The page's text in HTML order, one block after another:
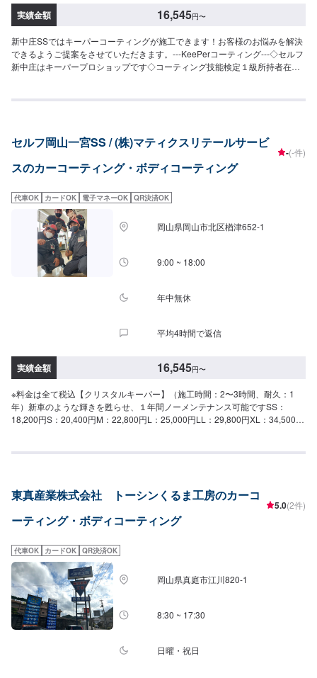
XL：137,900円※鏡面研磨は別途料金(軽研磨は施工料金に含みます）※＜軽研
磨料金＞SS：＋9,000円S：＋9,900円M：＋10,800円L：＋11,400円LL：＋
48,400円M：＋52,800円L：＋56,200円LL：＋62,700円XL：＋別途お見積り
［その他メニュー］【モールプロテクト】（施工時間：1時間30分〜）メッ
キモールを白いシミから守ります5,400円【モールクリーン＆プロテクト】
円（リーフレール同時施工の場合58,300円）【樹脂フェンダーキーパー】
い。[18,300円対象車]ジープ・ラングラー、プジョー・リフター【ホイールコ
ーティング（シングル）】（施工時間：50分〜）分厚いガラス被膜でホイー
ルを汚れからしっかりと守ります。〜15インチ：10,700円16〜19インチ：
12,100円20インチ〜：14,300円【ホイールコーティング（ダブル）】（施工
よりツヤと水ハジキを保ちます。〜15インチ：15,900円16〜19インチ：
18,100円20インチ〜：21,500円【ホイールクリーニング】（施工時間：10
分〜）洗車だけでは落ちない油汚れ、ブレーキダストなどを専用ケミカルと
道具で綺麗にします。2,300円
実績金額 16,545円〜
新中庄SSではキーパーコーティングが施工できます！お客様のお悩みを解決
できるようご提案をさせていただきます。---KeePerコーティング---◇セルフ
新中庄はキーパープロショップです◇コーティング技能検定１級所持者在籍※
8,560円LL：9,920円XL：11,900円【クリスタルキーパー】（施工時間：2〜
【フレッシュキーパー】（施工時間：2時間、耐久：1年以上）雨が降ると汚
れが落ちるSS：28,700円S：30,900円M：33,300円L：35,500円LL：40,300
円XL：45,000円※軽研磨は別途料金【ダイヤモンドキーパー】（施工時間：
新車時を凌駕するツヤと濃厚な発色が得られますSS：52,300円S：57,800円
M：63,400円L：67,600円LL：74,400円XL：95,200円※鏡面研磨は別途料金
(軽研磨は施工料金に含みます）New!!【ダイヤⅡキーパー】（施工時間：6〜
8時間、耐久：3年(2年に1度のメンテナンスで6年)）ダイヤモンドキーパーの
2倍の艶と自浄性能を併せ持ちながらも、金額はWダイヤよりお得。コスパ重
視の方にお勧めしたい、最新ハイエンドコーティングです。SS：63,300円
S：68,800円M：74,400円L：78,600円LL：85,400円XL：106,200円※鏡面研
（施工時間：6〜12時間、耐久：3年(1年に1度のメンテナンスで5年)）ガラ
137,900円※鏡面研磨は別途料金(軽研磨は施工料金に含みます）【エコダイヤ
テナンスで5年)）超強力な防汚能力と輝き、強い水はじきで水シミができに
くくなるSS：75,800円S：83,800円M：91,900円L：97,800円LL：108,000
ールプロテクト】（施工時間：1時間30分〜）メッキモールを白いシミから
守ります5,400円【モールクリーン＆プロテクト】（施工時間：5〜8時間）
白いシミを除去してその後シミから守ります39,600円（リーフレール同時施
線から無塗装の樹脂パーツを守ります・フェンダー：6,280円・フル：9,270
ダCRV/シビック三菱エクリプスクロス/アウトランダーマツダCX-3/CX-8/CX-
60/MX-30スバルXV/WRXS4スズキジムニー/ラパンBMWX1/X3アウディQ2〜
Q7フォルクスワーゲンティグアン/ティークロスメルセデスベンツGLA、
GLB、GLCボルボXC60プジョー2008/3008/5008テスラモデルX他＜＜施工
さい＞＞
セルフ岡山一宮SS / (株)マティクスリテールサービ
スのカーコーティング・ボディコーティング
-(-件)
代車OK カードOK 電子マネーOK QR決済OK
岡山県岡山市北区楢津652-1
9:00 ~ 18:00
年中無休
平均4時間で返信
実績金額 16,545円〜
※料金は全て税込【クリスタルキーパー】（施工時間：2〜3時間、耐久：1
年）新車のような輝きを甦らせ、１年間ノーメンテナンス可能ですSS：
18,200円S：20,400円M：22,800円L：25,000円LL：29,800円XL：34,500円
M：33,300円L：35,500円LL：40,300円XL：45,000円※軽研磨は別途料金
が得られますSS：52,300円S：57,800円M：63,400円L：67,600円LL：
74,400円XL：95,200円※鏡面研磨は別途料金(軽研磨は施工料金に含みます）
New!!【ダイヤⅡキーパー】（施工時間：6〜8時間、耐久：3年(2年に1度の
ながらも、金額はWダイヤよりお得。コスパ重視の方にお勧めしたい、最新
ハイエンドコーティングです。SS：63,300円S：68,800円M：74,400円L：
78,600円LL：85,400円XL：106,200円※鏡面研磨は別途料金(軽研磨は施工料
金に含みます）【Wダイヤモンドキーパー】（施工時間：6〜12時間、耐久：
3年(1年に1度のメンテナンスで5年)）ガラス被膜を2回重ね塗りしてより厚い
皮膜を作りますSS：75,800円S：83,800円M：91,900円L：97,800円LL：
108,000円XL：137,900円※鏡面研磨は別途料金(軽研磨は施工料金に含みま
1年に1度のメンテナンスで5年)）超強力な防汚能力と輝き、強い水はじきで
東真産業株式会社 トーシンくるま工房のカーコ
ーティング・ボディコーティング
5.0(2件)
代車OK カードOK QR決済OK
岡山県真庭市江川820-1
8:30 ~ 17:30
日曜・祝日